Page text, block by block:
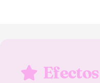
Efectos